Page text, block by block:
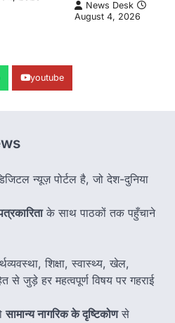
News Desk
August 4, 2026
youtube
न्यूज़ पोर्टल है, जो देश-दुनिया
के साथ पाठकों तक पहुँचाने
शिक्षा, स्वास्थ्य, खेल,
से जुड़े हर महत्वपूर्ण विषय पर गहराई
सामान्य नागरिक के दृष्टिकोणसे